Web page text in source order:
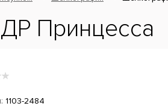
Принцесса
1103-2484